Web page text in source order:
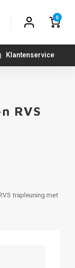
0
Klantenservice
RVS
trapleuning met